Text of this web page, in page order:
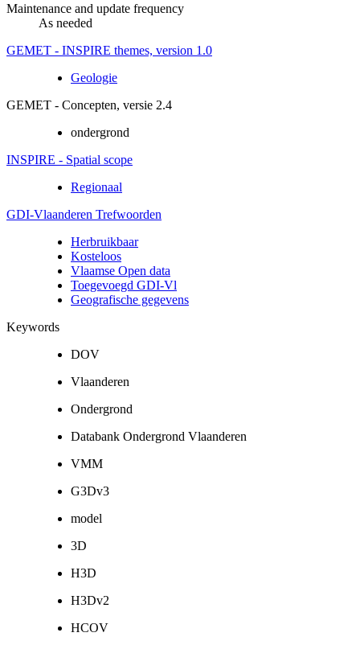
Maintenance and update frequency
As needed
GEMET - INSPIRE themes, version 1.0
Geologie
GEMET - Concepten, versie 2.4
ondergrond
INSPIRE - Spatial scope
Regionaal
GDI-Vlaanderen Trefwoorden
Herbruikbaar
Kosteloos
Vlaamse Open data
Toegevoegd GDI-Vl
Geografische gegevens
Keywords
DOV
Vlaanderen
Ondergrond
Databank Ondergrond Vlaanderen
VMM
G3Dv3
model
3D
H3D
H3Dv2
HCOV